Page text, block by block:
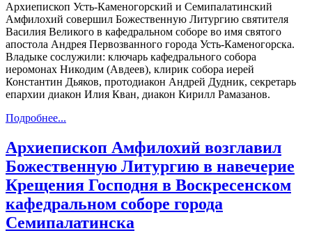
Архиепископ Усть-Каменогорский и Семипалатинский
Амфилохий совершил Божественную Литургию святителя
Василия Великого в кафедральном соборе во имя святого
апостола Андрея Первозванного города Усть-Каменогорска.
Владыке сослужили: ключарь кафедрального собора
иеромонах Никодим (Авдеев), клирик собора иерей
Константин Дьяков, протодиакон Андрей Дудник, секретарь
епархии диакон Илия Кван, диакон Кирилл Рамазанов.
Подробнее...
Архиепископ Амфилохий возглавил
Божественную Литургию в навечерие
Крещения Господня в Воскресенском
кафедральном соборе города
Семипалатинска